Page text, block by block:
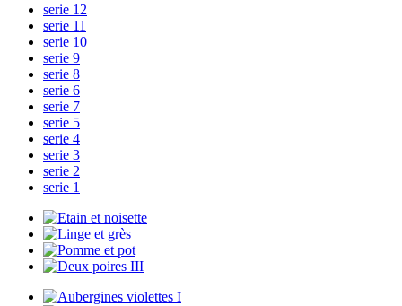
serie 12
serie 11
serie 10
serie 9
serie 8
serie 6
serie 7
serie 5
serie 4
serie 3
serie 2
serie 1